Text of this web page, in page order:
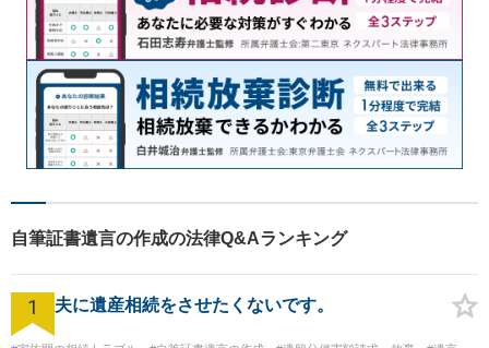
自筆証書遺言の作成の法律Q&Aランキング
1 夫に遺産相続をさせたくないです。